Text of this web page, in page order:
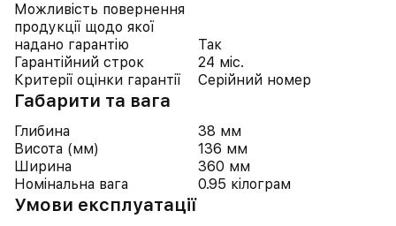
Можливість повернення
продукції щодо якої
надано гарантію
Так
Гарантійний строк
24 міс.
Критерії оцінки гарантії
Серійний номер
Габарити та вага
Глибина
38 мм
Висота (мм)
136 мм
Ширина
360 мм
Номінальна вага
0.95 кілограм
Умови експлуатації